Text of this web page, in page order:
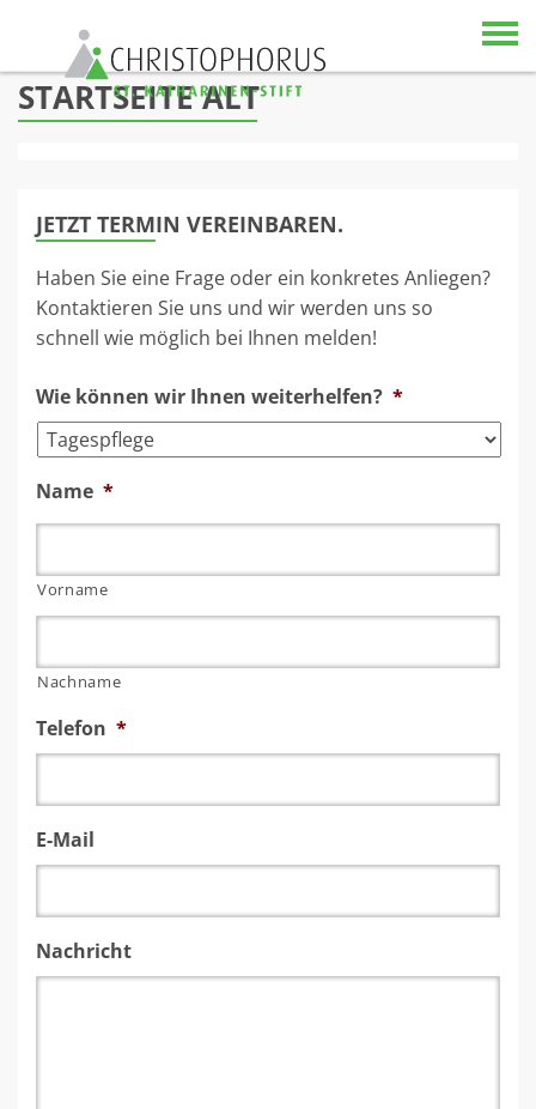
Skip to content
STARTSEITE ALT
JETZT TERMIN VEREINBAREN.
Haben Sie eine Frage oder ein konkretes Anliegen?
Kontaktieren Sie uns und wir werden uns so
schnell wie möglich bei Ihnen melden!
Wie können wir Ihnen weiterhelfen? *
Name *
Vorname
Nachname
Telefon *
E-Mail
Nachricht